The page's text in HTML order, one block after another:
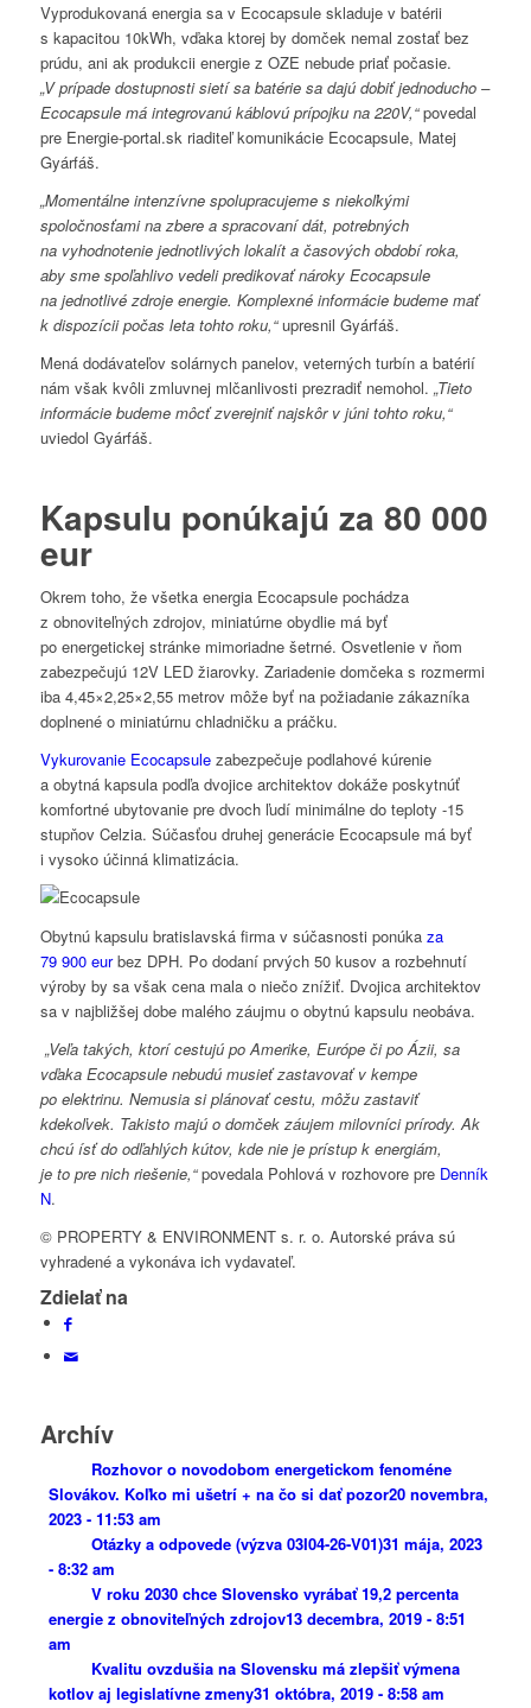
Vyprodukovaná energia sa v Ecocapsule skladuje v batérii
s kapacitou 10kWh, vďaka ktorej by domček nemal zostať bez
prúdu, ani ak produkcii energie z OZE nebude priať počasie.
„V prípade dostupnosti sietí sa batérie sa dajú dobiť jednoducho –
Ecocapsule má integrovanú káblovú prípojku na 220V,“povedal
pre Energie-portal.sk riaditeľ komunikácie Ecocapsule, Matej
Gyárfáš.
„Momentálne intenzívne spolupracujeme s niekoľkými
spoločnosťami na zbere a spracovaní dát, potrebných
na vyhodnotenie jednotlivých lokalít a časových období roka,
aby sme spoľahlivo vedeli predikovať nároky Ecocapsule
na jednotlivé zdroje energie. Komplexné informácie budeme mať
k dispozícii počas leta tohto roku,“upresnil Gyárfáš.
Mená dodávateľov solárnych panelov, veterných turbín a batérií
nám však kvôli zmluvnej mlčanlivosti prezradiť nemohol. „Tieto
informácie budeme môcť zverejniť najskôr v júni tohto roku,“
uviedol Gyárfáš.
Kapsulu ponúkajú za 80 000
eur
Okrem toho, že všetka energia Ecocapsule pochádza
z obnoviteľných zdrojov, miniatúrne obydlie má byť
po energetickej stránke mimoriadne šetrné. Osvetlenie v ňom
zabezpečujú 12V LED žiarovky. Zariadenie domčeka s rozmermi
iba 4,45×2,25×2,55 metrov môže byť na požiadanie zákazníka
doplnené o miniatúrnu chladničku a práčku.
Vykurovanie Ecocapsulezabezpečuje podlahové kúrenie
a obytná kapsula podľa dvojice architektov dokáže poskytnúť
komfortné ubytovanie pre dvoch ľudí minimálne do teploty -15
stupňov Celzia. Súčasťou druhej generácie Ecocapsule má byť
i vysoko účinná klimatizácia.
Obytnú kapsulu bratislavská firma v súčasnosti ponúka za
79 900 eurbez DPH. Po dodaní prvých 50 kusov a rozbehnutí
výroby by sa však cena mala o niečo znížiť. Dvojica architektov
sa v najbližšej dobe malého záujmu o obytnú kapsulu neobáva.
„Veľa takých, ktorí cestujú po Amerike, Európe či po Ázii, sa
vďaka Ecocapsule nebudú musieť zastavovať v kempe
po elektrinu. Nemusia si plánovať cestu, môžu zastaviť
kdekoľvek. Takisto majú o domček záujem milovníci prírody. Ak
chcú ísť do odľahlých kútov, kde nie je prístup k energiám,
je to pre nich riešenie,“povedala Pohlová v rozhovore pre Denník
N.
© PROPERTY & ENVIRONMENT s. r. o. Autorské práva sú
vyhradené a vykonáva ich vydavateľ.
Zdielať na
Archív
Rozhovor o novodobom energetickom fenoméne
Slovákov. Koľko mi ušetrí + na čo si dať pozor20 novembra,
2023 - 11:53 am
Otázky a odpovede (výzva 03I04-26-V01)31 mája, 2023
- 8:32 am
V roku 2030 chce Slovensko vyrábať 19,2 percenta
energie z obnoviteľných zdrojov13 decembra, 2019 - 8:51
am
Kvalitu ovzdušia na Slovensku má zlepšiť výmena
kotlov aj legislatívne zmeny31 októbra, 2019 - 8:58 am